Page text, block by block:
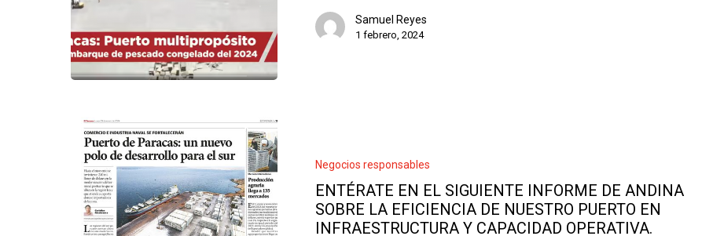
Samuel Reyes
1 febrero, 2024
Negocios responsables
ENTÉRATE EN EL SIGUIENTE INFORME DE ANDINA
SOBRE LA EFICIENCIA DE NUESTRO PUERTO EN
INFRAESTRUCTURA Y CAPACIDAD OPERATIVA.